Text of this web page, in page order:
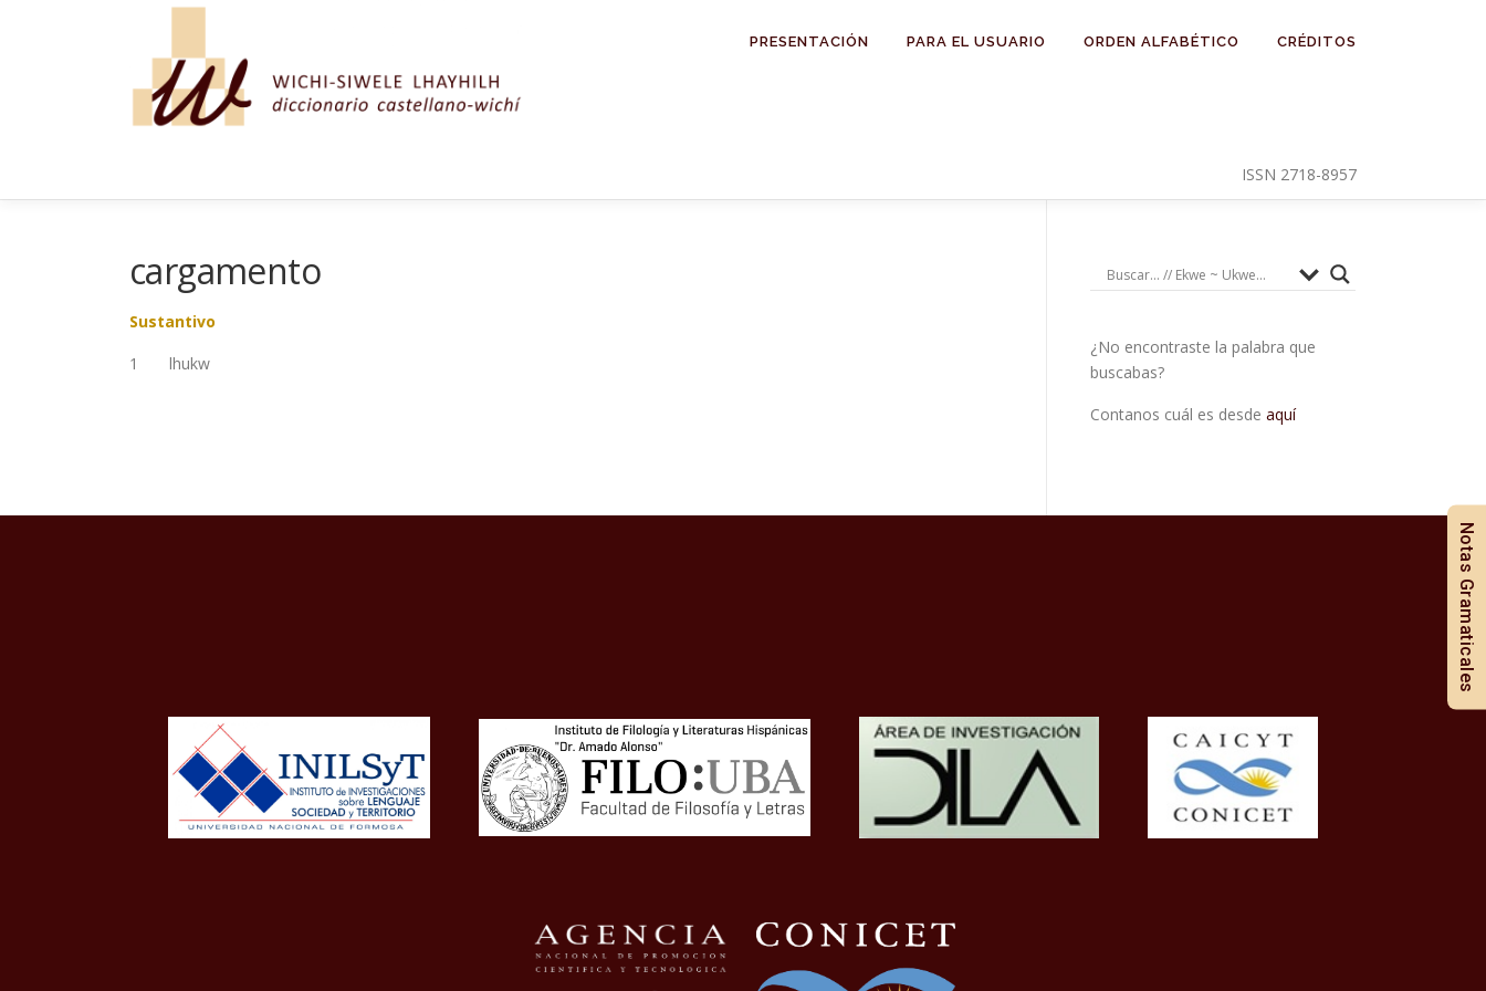
PRESENTACIÓN PARA EL USUARIO ORDEN ALFABÉTICO CRÉDITOS
ISSN 2718-8957
cargamento
Sustantivo
1 lhukw
¿No encontraste la palabra que
buscabas?
Contanos cuál es desde aquí
Notas Gramaticales